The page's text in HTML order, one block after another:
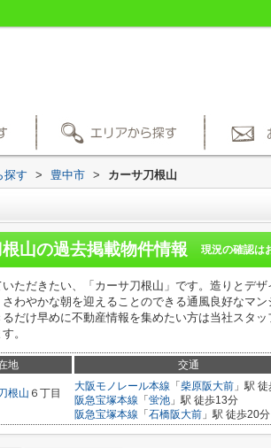
探す > 豊中市 > カーサ刀根山
山の過去掲載物件情報 現況の確認は
ただきたい、「カーサ刀根山」です。造りとデ
わやかな朝を迎えることのできる通風良好なマ
だけ早めに不動産情報を集めたい方は当社スタ
。
地 交通
根山 ６丁目
大阪モノレール本線 「 柴原阪大前 」駅
阪急宝塚本線 「 蛍池 」駅 徒歩13分
阪急宝塚本線 「 石橋阪大前 」駅 徒歩20分